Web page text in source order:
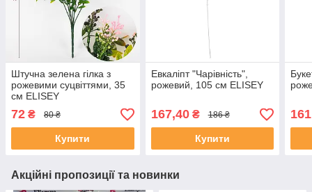
Штучна зелена гілка з
рожевими суцвіттями, 35
см ELISEY
72 ₴ 80 ₴
Купити
Евкаліпт "Чарівність",
рожевий, 105 см ELISEY
167,40₴ 186 ₴
Купити
Акційні пропозиції та новинки